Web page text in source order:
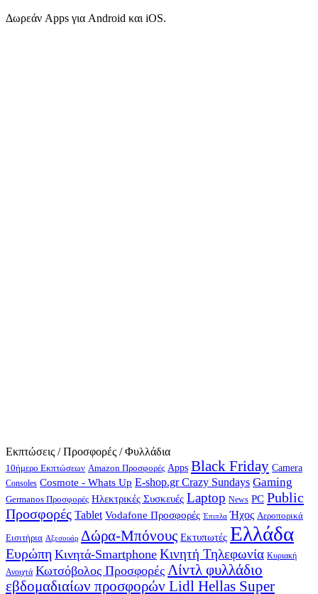
Δωρεάν Apps για Android και iOS.
Εκπτώσεις / Προσφορές / Φυλλάδια
10ήμερο Εκπτώσεων Amazon Προσφορές Apps Black Friday Camera
Consoles Cosmote - Whats Up E-shop.gr Crazy Sundays Gaming
Germanos Προσφορές Hλεκτρικές Συσκευές Laptop News PC Public
Προσφορές Tablet Vodafone Προσφορές Έπιπλα Ήχος Αεροπορικά
Εισιτήρια Αξεσουάρ Δώρα-Μπόνους Εκτυπωτές Ελλάδα
Ευρώπη Κινητά-Smartphone Κινητή Τηλεφωνία Κυριακή
Ανοιχτά Κωτσόβολος Προσφορές Λίντλ φυλλάδιο
εβδομαδιαίων προσφορών Lidl Hellas Super